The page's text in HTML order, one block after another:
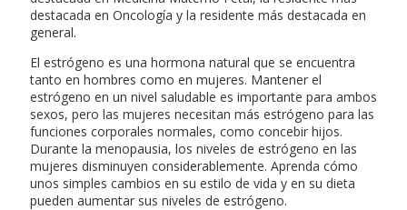
destacada en Oncología y la residente más destacada en
general.
El estrógeno es una hormona natural que se encuentra
tanto en hombres como en mujeres. Mantener el
estrógeno en un nivel saludable es importante para ambos
sexos, pero las mujeres necesitan más estrógeno para las
funciones corporales normales, como concebir hijos.
Durante la menopausia, los niveles de estrógeno en las
mujeres disminuyen considerablemente. Aprenda cómo
unos simples cambios en su estilo de vida y en su dieta
pueden aumentar sus niveles de estrógeno.